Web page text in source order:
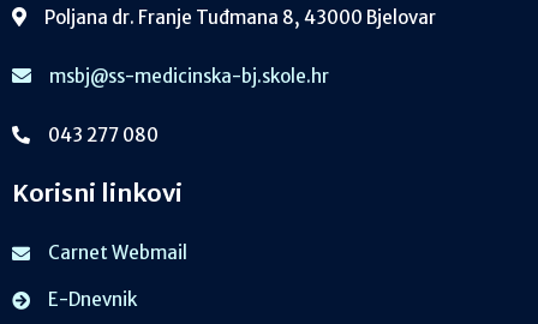
Poljana dr. Franje Tuđmana 8, 43000 Bjelovar
msbj@ss-medicinska-bj.skole.hr
043 277 080
Korisni linkovi
Carnet Webmail
E-Dnevnik